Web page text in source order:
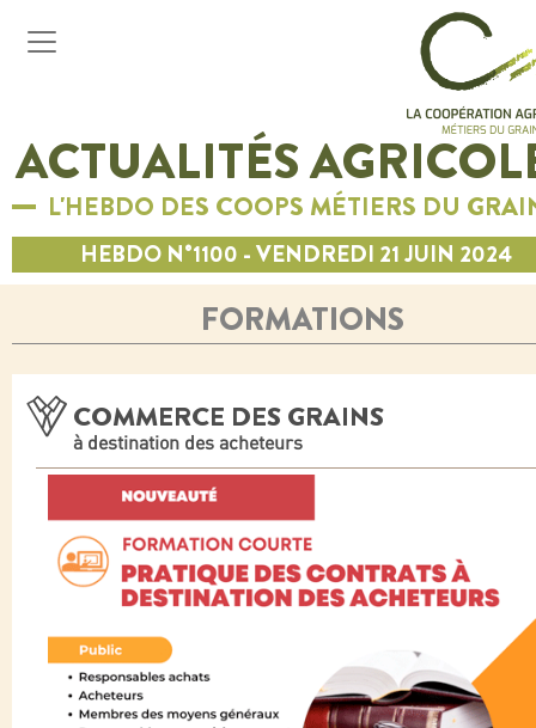
ACTUALITÉS
L'HEBDO DES COOPS MÉTIERS DU
HEBDO N°1100 - VENDREDI 21 JUIN 2024
FORMATIONS
COMMERCE DES GRAINS
à destination des acheteurs